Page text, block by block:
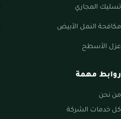
تسليك المجاري
مكافحة النمل الأبيض
عزل الأسطح
روابط مهمة
من نحن
كل خدمات الشركة